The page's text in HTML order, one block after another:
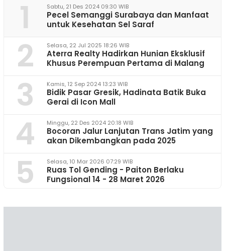
1 Sabtu, 21 Des 2024 09:30 WIB
Pecel Semanggi Surabaya dan Manfaat
untuk Kesehatan Sel Saraf
2 Selasa, 22 Jul 2025 18:26 WIB
Aterra Realty Hadirkan Hunian Eksklusif
Khusus Perempuan Pertama di Malang
3 Kamis, 12 Sep 2024 13:23 WIB
Bidik Pasar Gresik, Hadinata Batik Buka
Gerai di Icon Mall
4 Minggu, 22 Des 2024 20:18 WIB
Bocoran Jalur Lanjutan Trans Jatim yang
akan Dikembangkan pada 2025
5 Selasa, 10 Mar 2026 07:29 WIB
Ruas Tol Gending - Paiton Berlaku
Fungsional 14 - 28 Maret 2026